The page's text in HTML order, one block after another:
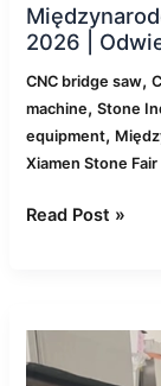
2026 |
CNC bridge saw,
machine,Stone
equipment,
Xiamen Stone Fair
B5053
Read Post »
typów
maszyn